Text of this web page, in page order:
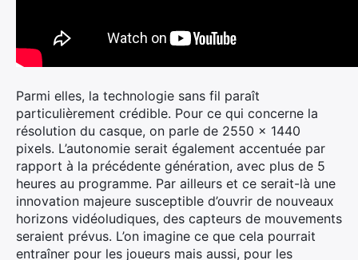
Parmi elles, la technologie sans fil paraît
particulièrement crédible. Pour ce qui concerne la
résolution du casque, on parle de 2550 x 1440
pixels. L’autonomie serait également accentuée par
rapport à la précédente génération, avec plus de 5
heures au programme. Par ailleurs et ce serait-là une
innovation majeure susceptible d’ouvrir de nouveaux
horizons vidéoludiques, des capteurs de mouvements
seraient prévus. L’on imagine ce que cela pourrait
entraîner pour les joueurs mais aussi, pour les